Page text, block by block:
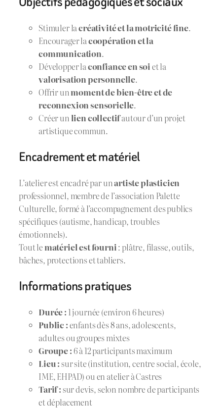
Stimuler lacréativité et la motricité fine.
Encourager lacoopération et la
communication.
Développer laconfiance en soiet la
valorisation personnelle.
Offrir unmoment de bien-être et de
reconnexion sensorielle.
Créer un lien collectifautour d’un projet
artistique commun.
Encadrement et matériel
L’atelier est encadré par unartiste plasticien
professionnel, membre de l’association Palette
Culturelle, formé à l’accompagnement des publics
spécifiques (autisme, handicap, troubles
émotionnels).
Tout le matériel est fourni: plâtre, filasse, outils,
bâches, protections et tabliers.
Informations pratiques
Durée : 1 journée (environ 6 heures)
Public :enfants dès 8 ans, adolescents,
adultes ou groupes mixtes
Groupe : 6 à 12 participants maximum
Lieu :sur site (institution, centre social, école,
IME, EHPAD) ou en atelier à Castres
Tarif :sur devis, selon nombre de participants
et déplacement